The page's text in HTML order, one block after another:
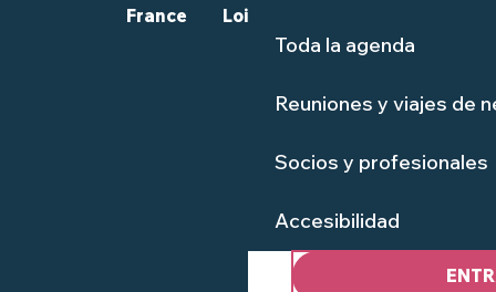
Toda la agenda
Reuniones y viajes de
Socios y profesionales
Accesibilidad
France
Loire-Atlantique